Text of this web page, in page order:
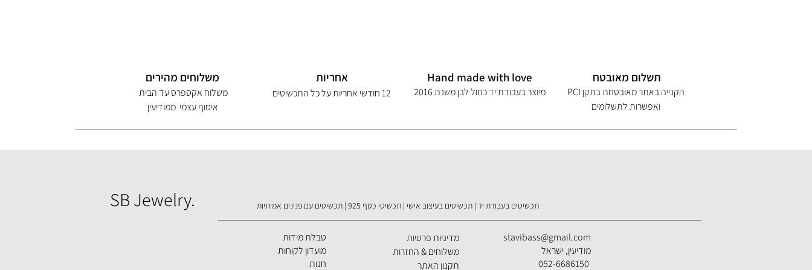
משלוחים מהירים
משלוח אקספרס עד הבית
איסוף עצמי ממודיעין
אחריות
12 חודשי אחריות על כל התכשיטים
Hand made with love
מיוצר בעבודת יד כחול לבן משנת 2016
תשלום מאובטח
הקנייה באתר מאובטחת בתקן PCI
ואפשרות לתשלומים
תכשיטים בעבודת יד | תכשיטים בעיצוב אישי | תכשיטי כסף 925 | תכשיטים עם פנינים אמיתיות SB Jewelry.
stavibass@gmail.com
מודיעין, ישראל
מדיניות פרטיות
משלוחים & החזרות
תקנון האתר
טבלת מידות
מועדון לקוחות
חנות